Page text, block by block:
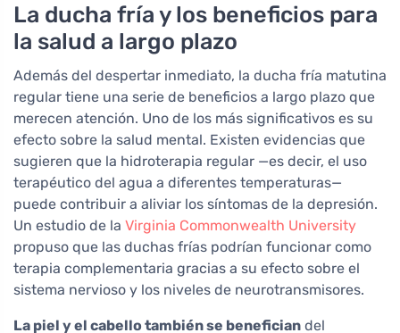
La ducha fría y los beneficios para
la salud a largo plazo
Además del despertar inmediato, la ducha fría matutina
regular tiene una serie de beneficios a largo plazo que
merecen atención. Uno de los más significativos es su
efecto sobre la salud mental. Existen evidencias que
sugieren que la hidroterapia regular —es decir, el uso
terapéutico del agua a diferentes temperaturas—
puede contribuir a aliviar los síntomas de la depresión.
Un estudio de la Virginia Commonwealth University
propuso que las duchas frías podrían funcionar como
terapia complementaria gracias a su efecto sobre el
sistema nervioso y los niveles de neurotransmisores.
La piel y el cabello también se benefician del